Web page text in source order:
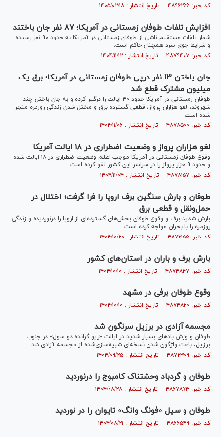
کد خبر: ۴۸۹۶۲۶۶ تاریخ انتشار : ۱۴۰۵/۰۲/۱۸
افزایش تلفات طوفان زمستانی در آمریکا؛ ۸۷ نفر جان باختند
شمار تلفات مستقیم ناشی از طوفان زمستانی در آمریکا به حدود ۹۰ نفر رسیده
و شرایط جوی سرد همچنان حاکم است.
کد خبر: ۴۸۷۹۴۰۷ تاریخ انتشار : ۱۴۰۴/۱۱/۱۲
جان باختن ۱۳ نفر درپی طوفان زمستانی در آمریکا؛ برق یک
میلیون مشترک قطع شد
طوفان زمستانی در آمریکا حدود ۴۰ ایالت را درگیر کرده و به جان باختن چند
شهروند، لغو هزاران پرواز، قطعی گسترده برق و مختل شدن زندگی روزمره منجر
شده است.
کد خبر: ۴۸۷۸۵۰۰ تاریخ انتشار : ۱۴۰۴/۱۱/۰۶
لغو هزاران پرواز و وضعیت اضطراری در ۱۸ ایالت آمریکا
وقوع طوفان زمستانی در آمریکا موجب اعلام وضعیت اضطراری در ۱۸ ایالت شده
و حدود ۹ هزار پرواز را در سراسر این کشور لغو کرده است.
کد خبر: ۴۸۷۸۱۵۷ تاریخ انتشار : ۱۴۰۴/۱۱/۰۴
طوفان و بارش سنگین برف اروپا را فرا گرفت؛ اختلال در
حمل‌‎و‎‌نقل و قطعی برق
بارش شدید برف و وقوع طوفان بخش‌های گسترده‌ای از اروپا را درنوردیده و زندگی
روزمره را با بحران مواجه کرده است.
کد خبر: ۴۸۷۶۱۵۵ تاریخ انتشار : ۱۴۰۴/۱۰/۲۰
بارش برف و باران در استان‌های کشور
کد خبر: ۴۸۷۴۸۴۷ تاریخ انتشار : ۱۴۰۴/۱۰/۱۰
وقوع طوفان برفی در مشهد
کد خبر: ۴۸۷۴۸۲۰ تاریخ انتشار : ۱۴۰۴/۱۰/۱۰
مجسمه آزادی در برزیل سرنگون شد
طوفان و وزش باد‌های بسیار شدید در ایالت «ریو گرانده دو سول» در جنوب
برزیل، باعث واژگون شدن نسخه‌ای شبیه‌سازی‌شده از مجسمه آزادی شد.
کد خبر: ۴۸۷۲۳۰۹ تاریخ انتشار : ۱۴۰۴/۰۹/۲۵
طوفان و گردباد وحشتناک کامبوج را درنوردید
کد خبر: ۴۸۶۷۸۷۳ تاریخ انتشار : ۱۴۰۴/۰۸/۲۸
طوفان و سیل «فونگ وانگ» تایوان را در نوردید
کد خبر: ۴۸۶۶۵۴۹ تاریخ انتشار : ۱۴۰۴/۰۸/۲۱